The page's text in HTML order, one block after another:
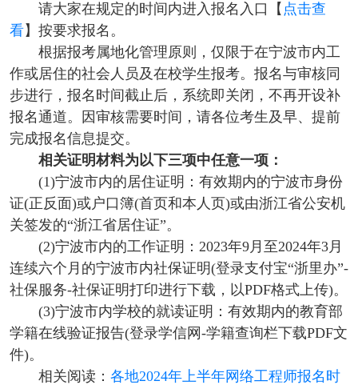
请大家在规定的时间内进入报名入口【 点击查
看】按要求报名。
根据报考属地化管理原则，仅限于在宁波市内工
作或居住的社会人员及在校学生报考。报名与审核同
步进行，报名时间截止后，系统即关闭，不再开设补
报名通道。因审核需要时间，请各位考生及早、提前
完成报名信息提交。
相关证明材料为以下三项中任意一项：
(1)宁波市内的居住证明：有效期内的宁波市身份
证(正反面)或户口簿(首页和本人页)或由浙江省公安机
关签发的“浙江省居住证”。
(2)宁波市内的工作证明：2023年9月至2024年3月
连续六个月的宁波市内社保证明(登录支付宝“浙里办”-
社保服务-社保证明打印进行下载，以PDF格式上传)。
(3)宁波市内学校的就读证明：有效期内的教育部
学籍在线验证报告(登录学信网-学籍查询栏下载PDF文
件)。
相关阅读： 各地2024年上半年网络工程师报名时